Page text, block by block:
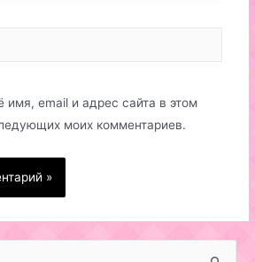
имя, email и адрес сайта в этом
моих комментариев.